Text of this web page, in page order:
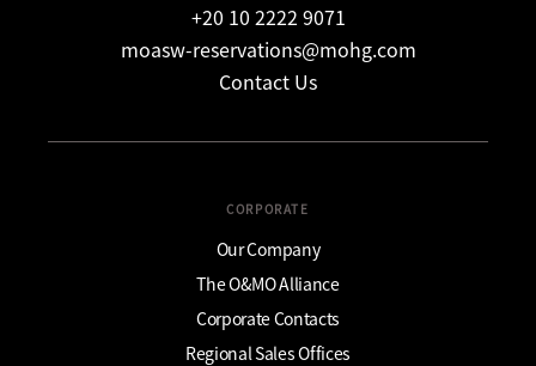
+20 10 2222 9071
moasw-reservations@mohg.com
Contact Us
CORPORATE
Our Company
The O&MO Alliance
Corporate Contacts
Regional Sales Offices